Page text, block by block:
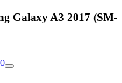
Galaxy A3 2017 (SM-
0